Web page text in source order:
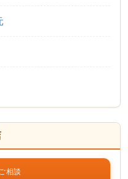
相談